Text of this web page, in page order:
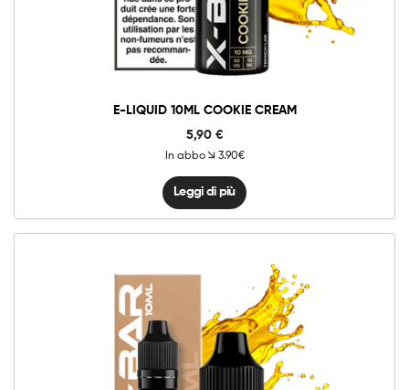
E-LIQUID 10ML COOKIE CREAM
5,90 €
In abbo 3.90€
Leggi di più